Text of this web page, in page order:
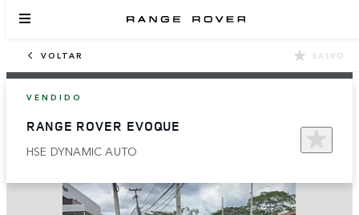
VOLTAR SALVO
VENDIDO
RANGE ROVER EVOQUE
HSE DYNAMIC AUTO